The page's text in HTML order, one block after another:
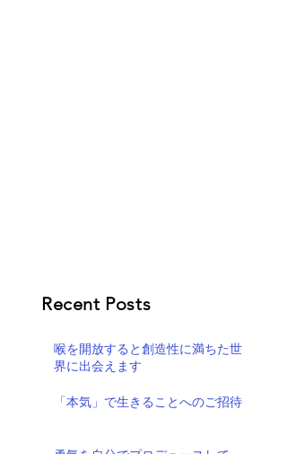
Recent Posts
喉を開放すると創造性に満ちた世
界に出会えます
「本気」で生きることへのご招待